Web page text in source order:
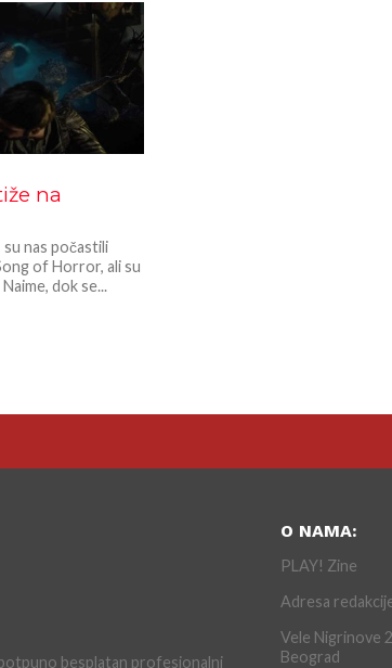
na
nas počastili
of Horror, ali su
dok se...
besplatan profesionalni
O NAMA:
PLAY! Zine
Adresa
Vele Nigrinove
Beograd